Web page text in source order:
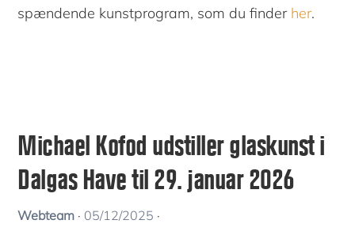
spændende kunstprogram, som du finder her.
Michael Kofod udstiller glaskunst i
Dalgas Have til 29. januar 2026
Webteam · 05/12/2025 ·